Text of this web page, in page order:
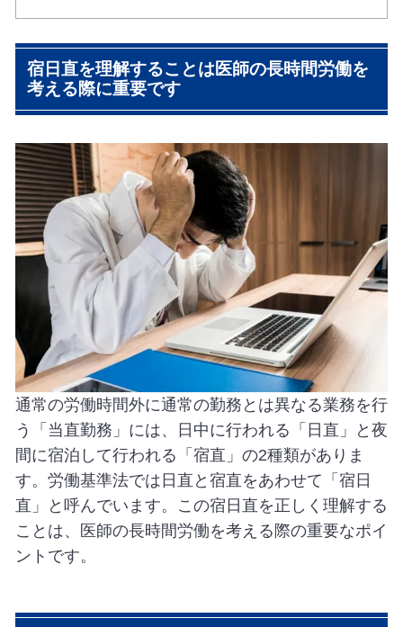
宿日直を理解することは医師の長時間労働を
考える際に重要です
通常の労働時間外に通常の勤務とは異なる業務を行
う「当直勤務」には、日中に行われる「日直」と夜
間に宿泊して行われる「宿直」の2種類がありま
す。労働基準法では日直と宿直をあわせて「宿日
直」と呼んでいます。この宿日直を正しく理解する
ことは、医師の長時間労働を考える際の重要なポイ
ントです。